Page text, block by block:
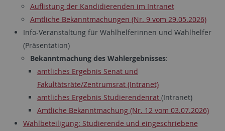
Auflistung der Kandidierenden im Intranet
Amtliche Bekanntmachungen (Nr. 9 vom 29.05.2026)
Info-Veranstaltung für Wahlhelferinnen und Wahlhelfer
(Präsentation)
Bekanntmachung des Wahlergebnisses:
amtliches Ergebnis Senat und
Fakultätsräte/Zentrumsrat (Intranet)
amtliches Ergebnis Studierendenrat (Intranet)
Amtliche Bekanntmachung (Nr. 12 vom 03.07.2026)
Wahlbeteiligung: Studierende und eingeschriebene